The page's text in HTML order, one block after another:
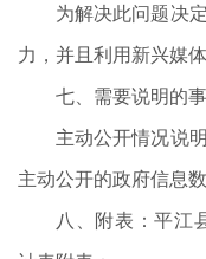
为解决此问题决
力，并且利用新兴媒
七、需要说明的
主动公开情况说
主动公开的政府信息
八、附表：平江